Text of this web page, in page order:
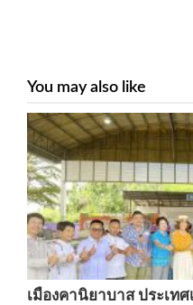
You may also like
เมืองคานิยาบาส ประเท